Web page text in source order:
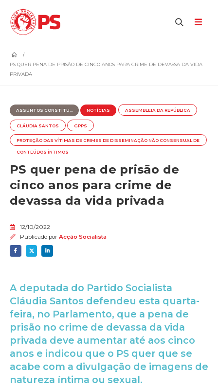
PS QUER PENA DE PRISÃO DE CINCO ANOS PARA CRIME DE DEVASSA DA VIDA
PRIVADA
ASSUNTOS CONSTITU... NOTÍCIAS ASSEMBLEIA DA REPÚBLICA
CLÁUDIA SANTOS GPPS
PROTEÇÃO DAS VÍTIMAS DE CRIMES DE DISSEMINAÇÃO NÃO CONSENSUAL DE
CONTEÚDOS ÍNTIMOS
PS quer pena de prisão de
cinco anos para crime de
devassa da vida privada
12/10/2022
Publicado por Acção Socialista
A deputada do Partido Socialista
Cláudia Santos defendeu esta quarta-
feira, no Parlamento, que a pena de
prisão no crime de devassa da vida
privada deve aumentar até aos cinco
anos e indicou que o PS quer que se
acabe com a divulgação de imagens de
natureza íntima ou sexual.